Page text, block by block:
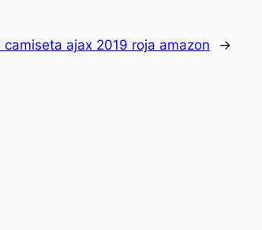
camiseta ajax 2019 roja amazon →